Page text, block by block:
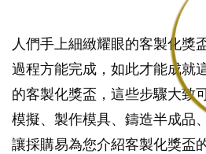
人們手上細緻耀眼的客製化獎
過程方能完成，如此才能成就
的客製化獎盃，這些步驟大致
模擬、製作模具、鑄造半成品
讓採購易為您介紹客製化獎盃